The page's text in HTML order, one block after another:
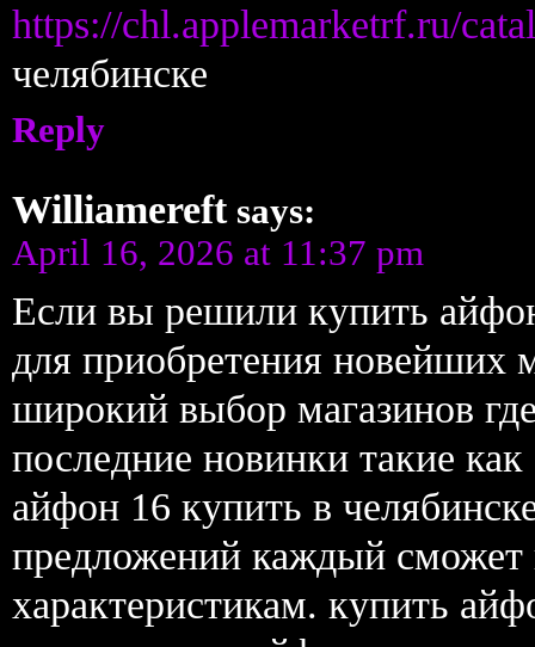
https://chl.applemarketrf.ru/
челябинске
Reply
Williamereft says:
April 16, 2026 at 11:37 pm
Если вы решили купить
для приобретения новейших
широкий выбор магазинов
последние новинки такие
айфон 16 купить в
предложений каждый сможет
характеристикам. купить